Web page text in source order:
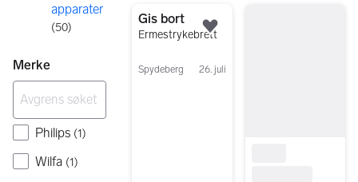
apparater
(50)
Merke
Philips (1)
Wilfa (1)
Gis bort
Ermestrykebrett
Spydeberg 26. juli